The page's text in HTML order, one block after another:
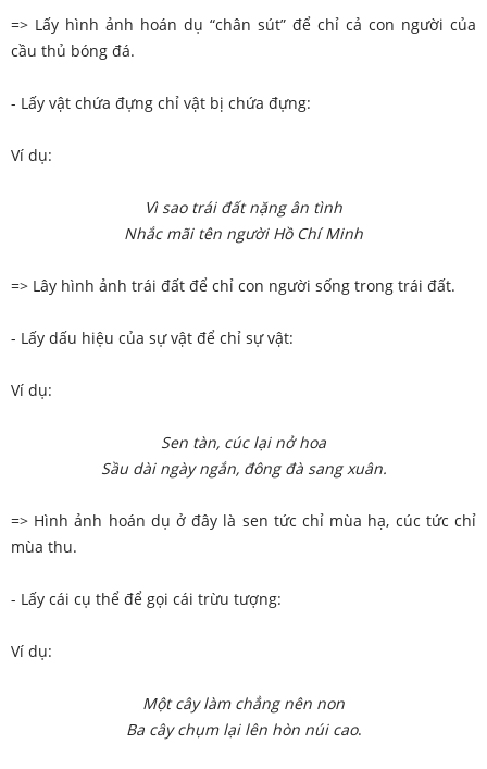
=> Lấy hình ảnh hoán dụ “chân sút” để chỉ cả con người của
cầu thủ bóng đá.
- Lấy vật chứa đựng chỉ vật bị chứa đựng:
Ví dụ:
Vì sao trái đất nặng ân tình
Nhắc mãi tên người Hồ Chí Minh
=> Lây hình ảnh trái đất để chỉ con người sống trong trái đất.
- Lấy dấu hiệu của sự vật để chỉ sự vật:
Ví dụ:
Sen tàn, cúc lại nở hoa
Sầu dài ngày ngắn, đông đà sang xuân.
=> Hình ảnh hoán dụ ở đây là sen tức chỉ mùa hạ, cúc tức chỉ
mùa thu.
- Lấy cái cụ thể để gọi cái trừu tượng:
Ví dụ:
Một cây làm chẳng nên non
Ba cây chụm lại lên hòn núi cao.